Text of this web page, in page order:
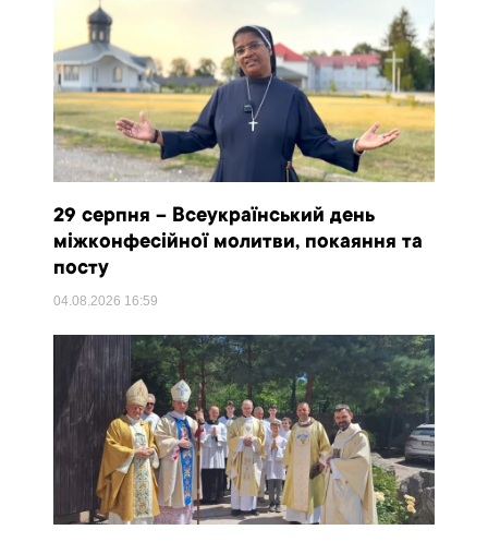
29 серпня – Всеукраїнський день
міжконфесійної молитви, покаяння та
посту
04.08.2026 16:59